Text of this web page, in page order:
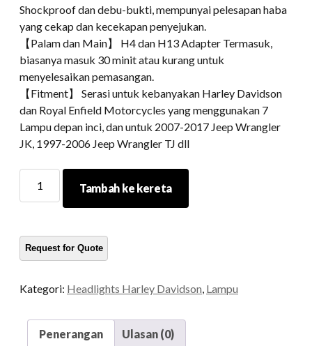
Shockproof dan debu-bukti, mempunyai pelesapan haba
yang cekap dan kecekapan penyejukan.
【Palam dan Main】 H4 dan H13 Adapter Termasuk,
biasanya masuk 30 minit atau kurang untuk
menyelesaikan pemasangan.
【Fitment】 Serasi untuk kebanyakan Harley Davidson
dan Royal Enfield Motorcycles yang menggunakan 7
Lampu depan inci, dan untuk 2007-2017 Jeep Wrangler
JK, 1997-2006 Jeep Wrangler TJ dll
LED
Motosikal
kuantiti
Tambah ke kereta
Kategori: Headlights Harley Davidson Lampu
Penerangan Ulasan (0)